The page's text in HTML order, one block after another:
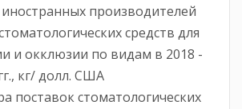
производителей
средств для
и окклюзии по видам в 2018 -
кг/ долл. США
поставок стоматологических